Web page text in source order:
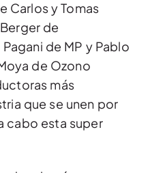
Carlos y Tomas
de
de MP y Pablo
de Ozono
más
que se unen por
cabo esta super